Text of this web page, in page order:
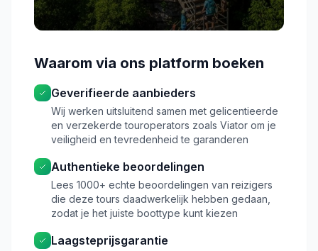
Waarom via ons platform boeken
Geverifieerde aanbieders
Wij werken uitsluitend samen met gelicentieerde
en verzekerde touroperators zoals Viator om je
veiligheid en tevredenheid te garanderen
Authentieke beoordelingen
Lees 1000+ echte beoordelingen van reizigers
die deze tours daadwerkelijk hebben gedaan,
zodat je het juiste boottype kunt kiezen
Laagsteprijsgarantie